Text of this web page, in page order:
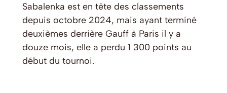
Sabalenka est en tête des classements
depuis octobre 2024, mais ayant terminé
deuxièmes derrière Gauff à Paris il y a
douze mois, elle a perdu 1 300 points au
début du tournoi.